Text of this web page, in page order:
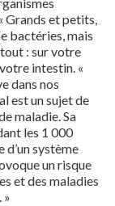
Grands et petits,
bactéries, mais
: sur votre
intestin. «
dans nos
est un sujet de
maladie. Sa
les 1 000
d’un système
un risque
et des maladies
»